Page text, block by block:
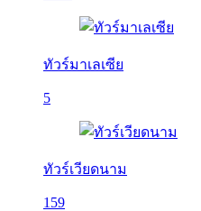
ทัวร์มาเลเซีย
5
ทัวร์เวียดนาม
159